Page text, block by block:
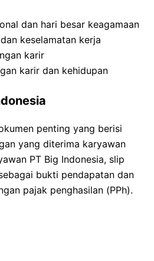
dan hari besar keagamaan
keselamatan kerja
karir
karir dan kehidupan
penting yang berisi
yang diterima karyawan
PT Big Indonesia, slip
bukti pendapatan dan
pajak penghasilan (PPh).